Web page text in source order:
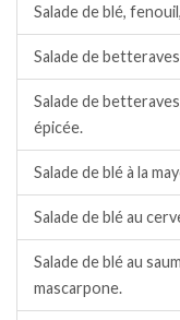
Salade de blé,
Salade de
Salade de
épicée.
Salade de blé à la
Salade de blé au
Salade de blé au
mascarpone.